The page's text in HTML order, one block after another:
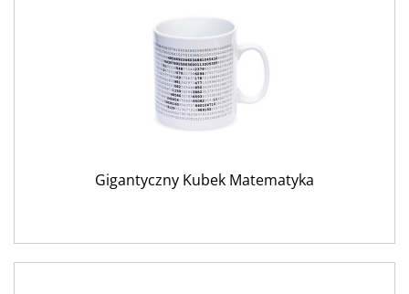
Gigantyczny Kubek Matematyka